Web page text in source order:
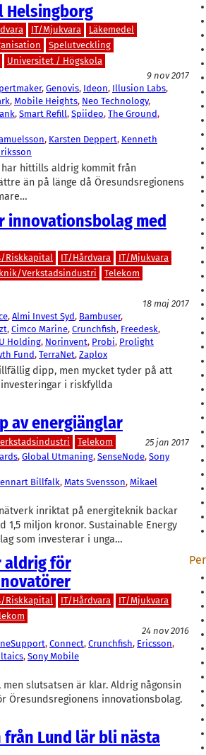
Helsingborg
IT/Mjukvara
Läkemedel
Spelutveckling
Universitet / Högskola
9 nov 2017
, Genovis, Ideon, Illusion Labs
, Mobile Heights, Neo Technology
, Smart Refill, Spiideo, The Ground
, Karsten Deppert, Kenneth
har hittills aldrig kommit från
än på länge då Öresundsregionens
innovationsbolag med
Riskkapital IT/Hårdvara
IT/Mjukvara
Verkstadsindustri
Telekom
18 maj 2017
, Almi Invest Syd, Bambuser
, Cimco Marine, Crunchfish, Freedesk
Holding, Norinvent, Probi, Prolight
Fund, TerraNet, Zaplox
dipp, men mycket tyder på att
i riskfyllda
av energiänglar
Telekom
25 jan 2017
, Global Utmaning, SenseNode, Sony
Billfalk, Mats Svensson, Mikael
inriktat på energiteknik backar
1,5 miljon kronor. Sustainable Energy
som investerar i unga…
aldrig för
Riskkapital IT/Hårdvara
IT/Mjukvara
24 nov 2016
, Connect, Crunchfish, Ericsson
, Sony Mobile
slutsatsen är klar. Aldrig någonsin
Öresundsregionens innovationsbolag.
från Lund lär bli nästa